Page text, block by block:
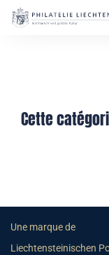
Cette
Une marque de
Liechtensteinischen